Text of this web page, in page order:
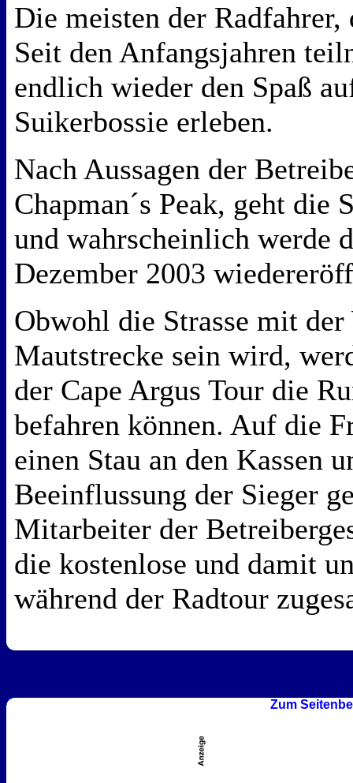
Die meisten der
Seit den Anfangsjahren
endlich wieder den Spaß
Suikerbossie erleben.
Nach Aussagen der
Chapman´s Peak, geht die
und wahrscheinlich werde
Dezember 2003
Obwohl die Strasse mit
Mautstrecke sein wird,
der Cape Argus Tour die
befahren können. Auf die
einen Stau an den Kassen
Beeinflussung der Sieger
Mitarbeiter der
die kostenlose und damit
während der Radtour
Zum